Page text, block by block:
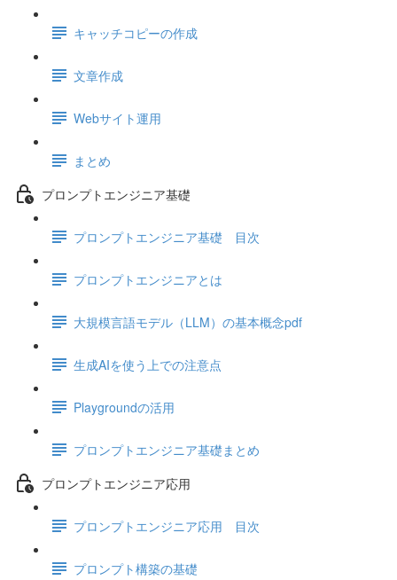
キャッチコピーの作成
文章作成
Webサイト運用
まとめ
プロンプトエンジニア基礎
プロンプトエンジニア基礎 目次
プロンプトエンジニアとは
大規模言語モデル（LLM）の基本概念pdf
生成AIを使う上での注意点
Playgroundの活用
プロンプトエンジニア基礎まとめ
プロンプトエンジニア応用
プロンプトエンジニア応用 目次
プロンプト構築の基礎